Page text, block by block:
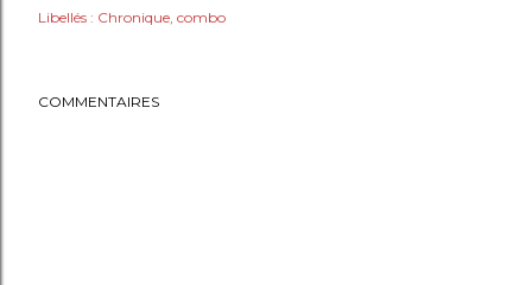
Libellés : Chronique combo
COMMENTAIRES